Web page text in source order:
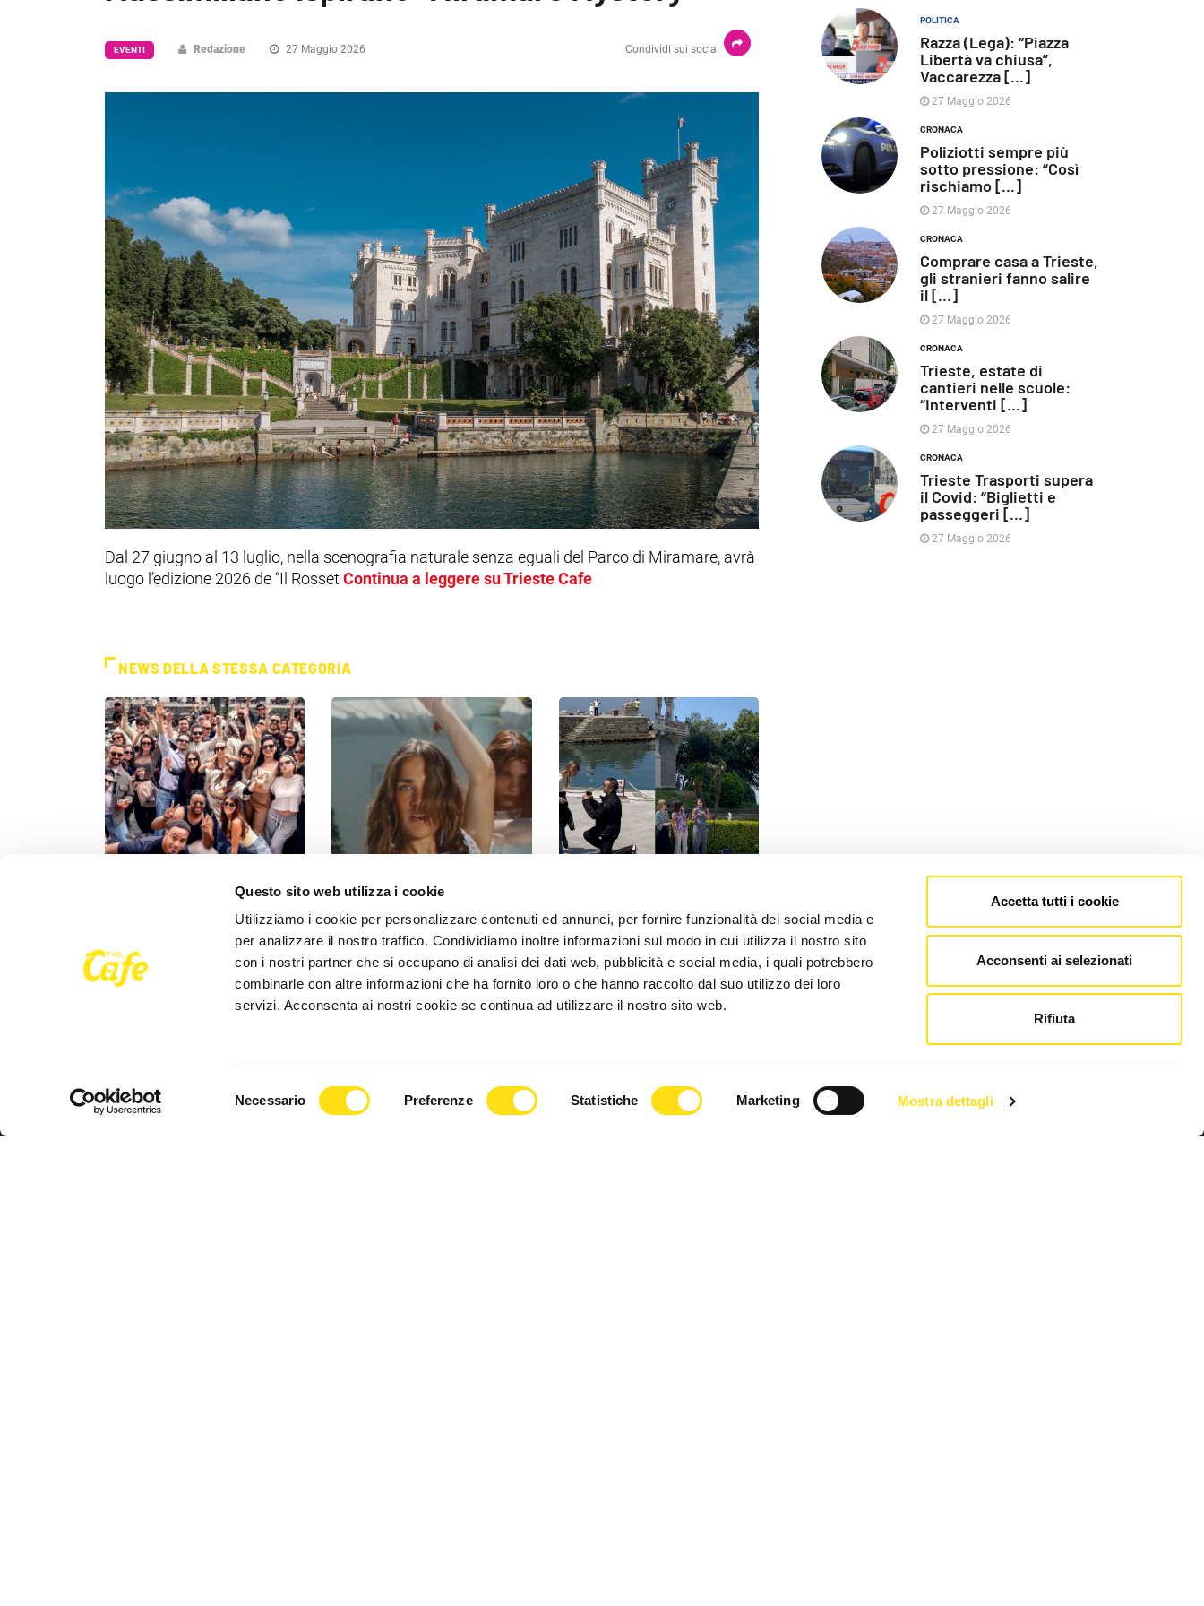
Questo sito web utilizza i cookie
Utilizziamo i cookie per personalizzare contenuti ed annunci, per fornire funzionalità dei social media e
per analizzare il nostro traffico. Condividiamo inoltre informazioni sul modo in cui utilizza il nostro sito
con i nostri partner che si occupano di analisi dei dati web, pubblicità e social media, i quali potrebbero
combinarle con altre informazioni che ha fornito loro o che hanno raccolto dal suo utilizzo dei loro
servizi. Acconsenta ai nostri cookie se continua ad utilizzare il nostro sito web.
Necessario Preferenze Statistiche Marketing Mostra dettagli
Accetta tutti i cookie
Acconsenti ai selezionati
Rifiuta
Condividi sui social
EVENTI Redazione 27 Maggio 2026
Dal 27 giugno al 13 luglio, nella scenografia naturale senza eguali del Parco di Miramare, avrà
luogo l’edizione 2026 de “Il Rosset Continua a leggere su Trieste Cafe
NEWS DELLA STESSA CATEGORIA
Trieste si sveglia a ritmo di
musica: domenica torna il
Morning Club in piazza [...]
Clara porta il suo pop tra le
mura della storia: l’11 luglio il
concerto al [...]
27 Maggio 2026
Proposta di matrimonio da
sogno a Miramare: le note di
MissMas trasformano il [...]
27 Maggio 2026
POLITICA
Razza (Lega): “Piazza
Libertà va chiusa”,
Vaccarezza [...]
27 Maggio 2026
CRONACA
Poliziotti sempre più
sotto pressione: “Così
rischiamo [...]
27 Maggio 2026
CRONACA
Comprare casa a Trieste,
gli stranieri fanno salire
il [...]
27 Maggio 2026
CRONACA
Trieste, estate di
cantieri nelle scuole:
“Interventi [...]
27 Maggio 2026
CRONACA
Trieste Trasporti supera
il Covid: “Biglietti e
passeggeri [...]
27 Maggio 2026